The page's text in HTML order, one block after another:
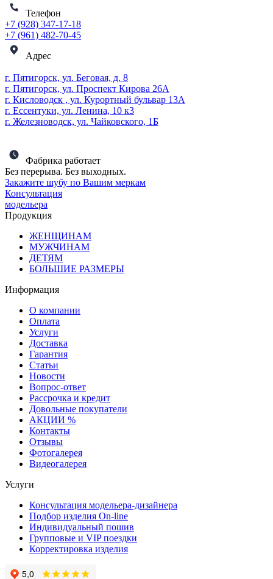
Телефон
+7 (928) 347-17-18
+7 (961) 482-70-45
Адрес
г. Пятигорск, ул. Беговая, д. 8
г. Пятигорск, ул. Проспект Кирова 26А
г. Кисловодск , ул. Курортный бульвар 13А
г. Ессентуки, ул. Ленина, 10 к3
г. Железноводск, ул. Чайковского, 1Б
Фабрика работает
Без перерыва. Без выходных.
Закажите шубу по Вашим меркам
Консультация
модельера
Продукция
ЖЕНЩИНАМ
МУЖЧИНАМ
ДЕТЯМ
БОЛЬШИЕ РАЗМЕРЫ
Информация
О компании
Оплата
Услуги
Доставка
Гарантия
Статьи
Новости
Вопрос-ответ
Рассрочка и кредит
Довольные покупатели
АКЦИИ %
Контакты
Отзывы
Фотогалерея
Видеогалерея
Услуги
Консультация модельера-дизайнера
Подбор изделия On-line
Индивидуальный пошив
Групповые и VIP поездки
Корректировка изделия